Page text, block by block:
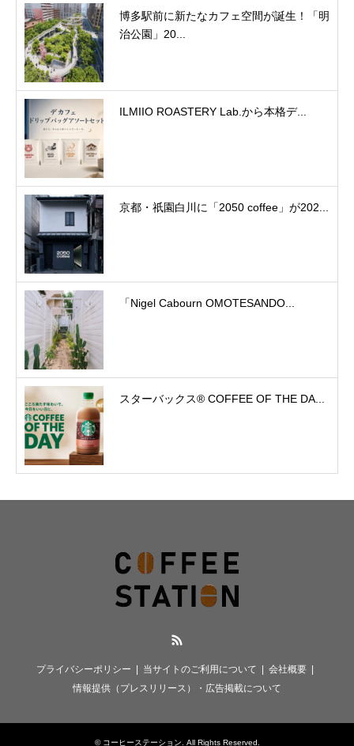
博多駅前に新たなカフェ空間が誕生！「明
治公園」20...
ILMIIO ROASTERY Lab.から本格デ...
京都・祇園白川に「2050 coffee」が202...
「Nigel Cabourn OMOTESANDO...
スターバックス® COFFEE OF THE DA...
プライバシーポリシー 当サイトのご利用について
会社概要
情報提供（プレスリリース）・広告掲載について
© コーヒーステーション . All Rights Reserved.